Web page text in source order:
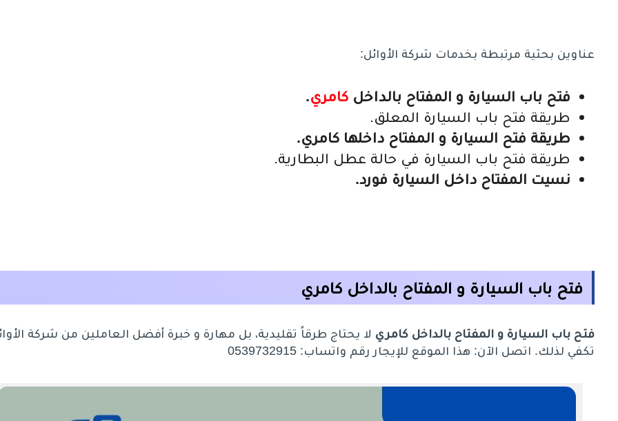
عناوين بحثية مرتبطة بخدمات شركة الأوائل:
فتح باب السيارة و المفتاح بالداخل كامري.
طريقة فتح باب السيارة المعلق.
طريقة فتح السيارة و المفتاح داخلها كامري.
طريقة فتح باب السيارة في حالة عطل البطارية.
نسيت المفتاح داخل السيارة فورد.
فتح باب السيارة و المفتاح بالداخل كامري
فتح باب السيارة و المفتاح بالداخل كامري لا يحتاج طرقاً تقليدية، بل مهارة و خبرة أفضل العاملين من شركة
تكفي لذلك. اتصل الآن: هذا الموقع للإيجار رقم واتساب: 0539732915